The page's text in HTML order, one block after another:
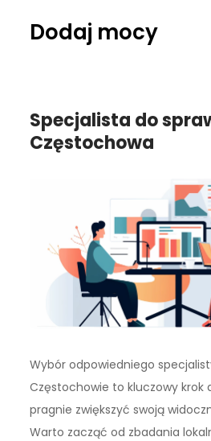
Dodaj mocy
Specjalista do
Częstochowa
Wybór odpowiedniego
Częstochowie to kluczowy krok
pragnie zwiększyć swoją
Warto zacząć od zbadania